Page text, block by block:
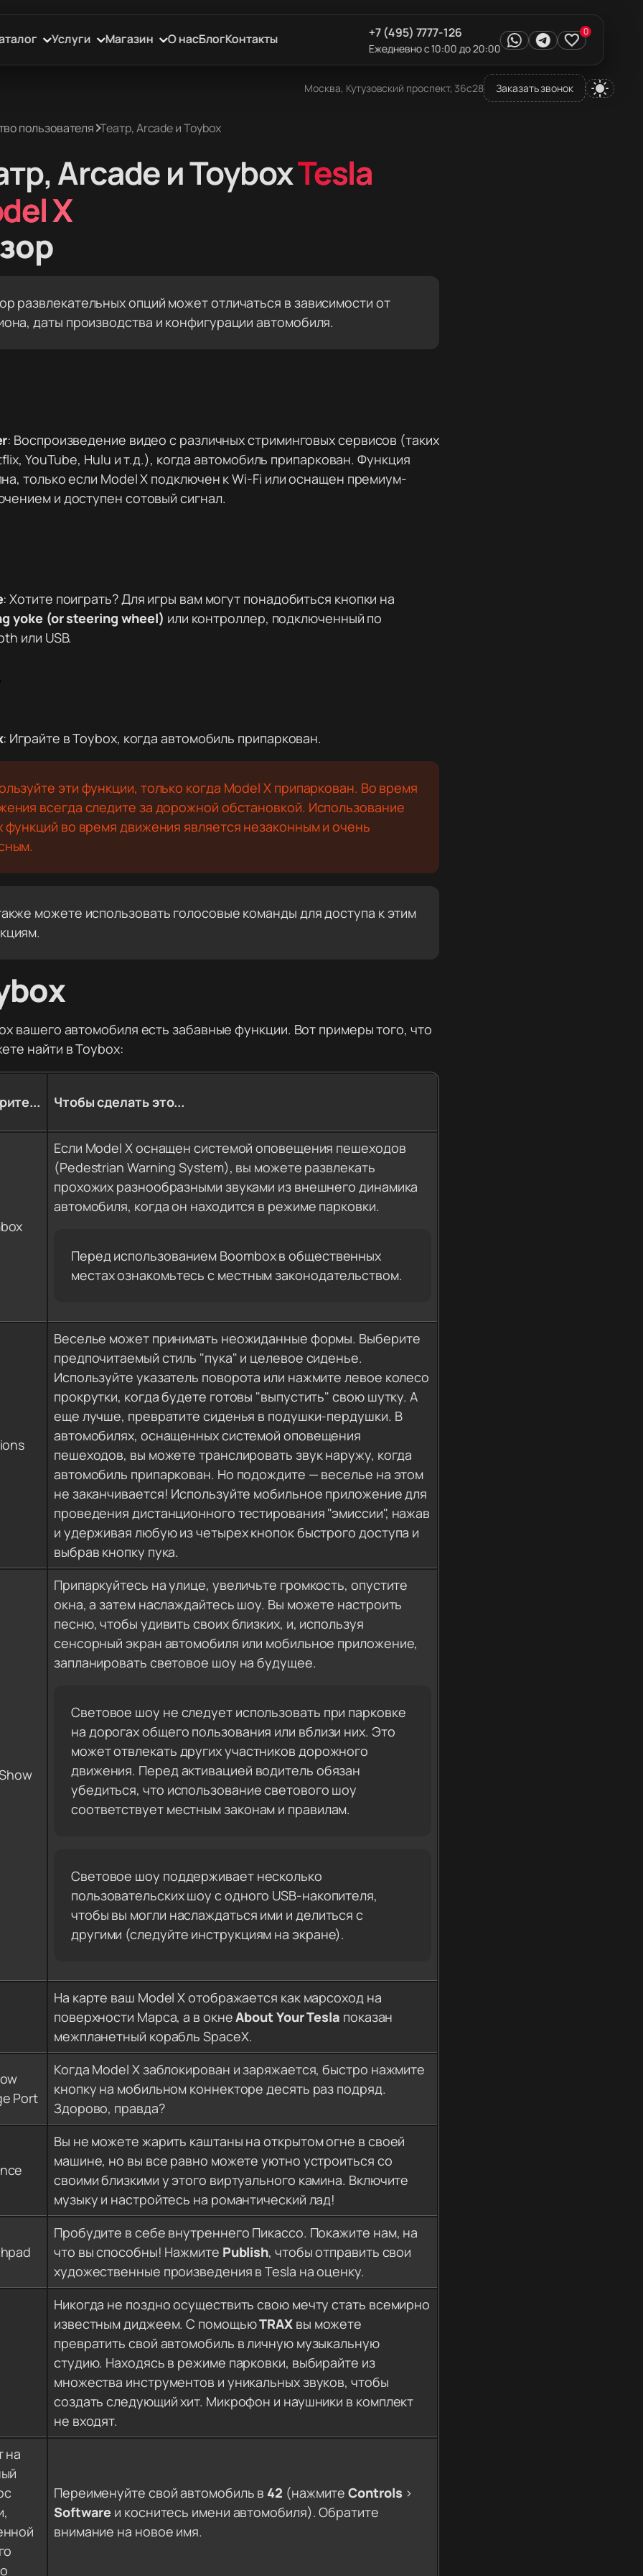
Москва, Кутузовский проспект, 36с28 Заказать звонок
Услуги Магазин О насБлогКонтакты +7 (495) 7777-126
Ежедневно с 10:00 до 20:00
0
пользователя Театр, Arcade и Toybox
Arcade и ToyboxTesla
X
развлекательных опций может отличаться в зависимости от
даты производства и конфигурации автомобиля.
: Воспроизведение видео с различных стриминговых сервисов (таких
YouTube, Hulu и т.д.), когда автомобиль припаркован. Функция
только если Model X подключен к Wi-Fi или оснащен премиум-
и доступен сотовый сигнал.
: Хотите поиграть? Для игры вам могут понадобиться кнопки на
yoke (or steering wheel) или контроллер, подключенный по
или USB.
: Играйте в Toybox, когда автомобиль припаркован.
эти функции, только когда Model X припаркован. Во время
всегда следите за дорожной обстановкой. Использование
функций во время движения является незаконным и очень
можете использовать голосовые команды для доступа к этим
вашего автомобиля есть забавные функции. Вот примеры того, что
найти в Toybox:
Чтобы сделать это...
Если Model X оснащен системой оповещения пешеходов
(Pedestrian Warning System), вы можете развлекать
прохожих разнообразными звуками из внешнего динамика
автомобиля, когда он находится в режиме парковки.
Перед использованием Boombox в общественных
местах ознакомьтесь с местным законодательством.
Веселье может принимать неожиданные формы. Выберите
предпочитаемый стиль "пука" и целевое сиденье.
Используйте указатель поворота или нажмите левое колесо
прокрутки, когда будете готовы "выпустить" свою шутку. А
еще лучше, превратите сиденья в подушки-пердушки. В
автомобилях, оснащенных системой оповещения
пешеходов, вы можете транслировать звук наружу, когда
автомобиль припаркован. Но подождите — веселье на этом
не заканчивается! Используйте мобильное приложение для
проведения дистанционного тестирования "эмиссии", нажав
и удерживая любую из четырех кнопок быстрого доступа и
выбрав кнопку пука.
Припаркуйтесь на улице, увеличьте громкость, опустите
окна, а затем наслаждайтесь шоу. Вы можете настроить
песню, чтобы удивить своих близких, и, используя
сенсорный экран автомобиля или мобильное приложение,
запланировать световое шоу на будущее.
Световое шоу не следует использовать при парковке
на дорогах общего пользования или вблизи них. Это
может отвлекать других участников дорожного
движения. Перед активацией водитель обязан
убедиться, что использование светового шоу
соответствует местным законам и правилам.
Световое шоу поддерживает несколько
пользовательских шоу с одного USB-накопителя,
чтобы вы могли наслаждаться ими и делиться с
другими (следуйте инструкциям на экране).
На карте ваш Model X отображается как марсоход на
поверхности Марса, а в окнеAbout Your Tesla показан
межпланетный корабль SpaceX.
Port
Когда Model X заблокирован и заряжается, быстро нажмите
кнопку на мобильном коннекторе десять раз подряд.
Здорово, правда?
Вы не можете жарить каштаны на открытом огне в своей
машине, но вы все равно можете уютно устроиться со
своими близкими у этого виртуального камина. Включите
музыку и настройтесь на романтический лад!
Пробудите в себе внутреннего Пикассо. Покажите нам, на
что вы способны! Нажмите Publish, чтобы отправить свои
художественные произведения в Tesla на оценку.
Никогда не поздно осуществить свою мечту стать всемирно
известным диджеем. С помощьюTRAX вы можете
превратить свой автомобиль в личную музыкальную
студию. Находясь в режиме парковки, выбирайте из
множества инструментов и уникальных звуков, чтобы
создать следующий хит. Микрофон и наушники в комплект
не входят.
на
Переименуйте свой автомобиль в 42 (нажмитеControls >
Software и коснитесь имени автомобиля). Обратите
внимание на новое имя.